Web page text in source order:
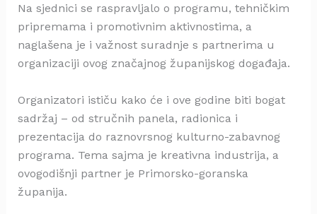
Na sjednici se raspravljalo o programu, tehničkim
pripremama i promotivnim aktivnostima, a
naglašena je i važnost suradnje s partnerima u
organizaciji ovog značajnog županijskog događaja.
Organizatori ističu kako će i ove godine biti bogat
sadržaj – od stručnih panela, radionica i
prezentacija do raznovrsnog kulturno-zabavnog
programa. Tema sajma je kreativna industrija, a
ovogodišnji partner je Primorsko-goranska
županija.